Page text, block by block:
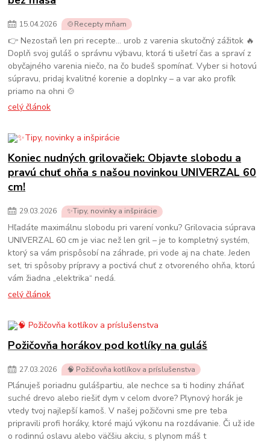
15.04.2026 🍲Recepty mňam
👉 Nezostaň len pri recepte… urob z varenia skutočný zážitok 🔥
Doplň svoj guláš o správnu výbavu, ktorá ti ušetrí čas a spraví z
obyčajného varenia niečo, na čo budeš spomínať. Vyber si hotovú
súpravu, pridaj kvalitné korenie a doplnky – a var ako profík
priamo na ohni 🍲
celý článok
Koniec nudných grilovačiek: Objavte slobodu a
pravú chuť ohňa s našou novinkou UNIVERZAL 60
cm!
29.03.2026 ✨Tipy, novinky a inšpirácie
Hľadáte maximálnu slobodu pri varení vonku? Grilovacia súprava
UNIVERZAL 60 cm je viac než len gril – je to kompletný systém,
ktorý sa vám prispôsobí na záhrade, pri vode aj na chate. Jeden
set, tri spôsoby prípravy a poctivá chuť z otvoreného ohňa, ktorú
vám žiadna „elektrika“ nedá.
celý článok
Požičovňa horákov pod kotlíky na guláš
27.03.2026 🧠 Požičovňa kotlíkov a príslušenstva
Plánuješ poriadnu gulášpartiu, ale nechce sa ti hodiny zháňať
suché drevo alebo riešiť dym v celom dvore? Plynový horák je
vtedy tvoj najlepší kamoš. V našej požičovni sme pre teba
pripravili profi horáky, ktoré majú výkonu na rozdávanie. Či už ide
o rodinnú oslavu alebo väčšiu akciu, s plynom máš t